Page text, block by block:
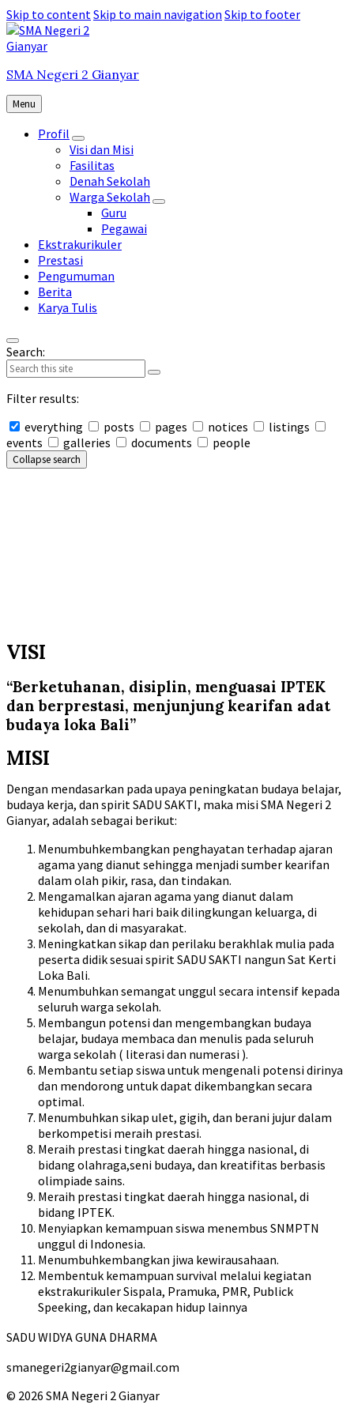
Skip to contentSkip to main navigation Skip to footer
SMA Negeri 2 Gianyar
Menu
Profil
Visi dan Misi
Fasilitas
Denah Sekolah
Warga Sekolah
Guru
Pegawai
Ekstrakurikuler
Prestasi
Pengumuman
Berita
Karya Tulis
Search:
Filter results:
everything
posts pages notices
listings
events
galleries documents people
Collapse search
VISI
“Berketuhanan, disiplin, menguasai IPTEK
dan berprestasi, menjunjungkearifan adat
budaya loka Bali”
MISI
Dengan mendasarkan pada upaya peningkatan budaya belajar,
budaya kerja, dan spirit SADU SAKTI, maka misi SMA Negeri 2
Gianyar, adalah sebagai berikut:
Menumbuhkembangkan penghayatan terhadap ajaran
agama yang dianut sehingga menjadi sumber kearifan
dalam olah pikir, rasa, dan tindakan.
Mengamalkan ajaran agama yang dianut dalam
kehidupan sehari hari baik dilingkungan keluarga, di
sekolah, dan di masyarakat.
Meningkatkan sikap dan perilaku berakhlak mulia pada
peserta didik sesuai spirit SADU SAKTI nangun Sat Kerti
Loka Bali.
Menumbuhkan semangat unggul secara intensif kepada
seluruh warga sekolah.
Membangun potensi dan mengembangkan budaya
belajar, budaya membaca dan menulis pada seluruh
warga sekolah ( literasi dan numerasi ).
Membantu setiap siswa untuk mengenali potensi dirinya
dan mendorong untuk dapat dikembangkan secara
optimal.
Menumbuhkan sikap ulet, gigih, dan berani jujur dalam
berkompetisi meraih prestasi.
Meraih prestasi tingkat daerah hingga nasional, di
bidang olahraga,seni budaya, dan kreatifitas berbasis
olimpiade sains.
Meraih prestasi tingkat daerah hingga nasional, di
bidang IPTEK.
Menyiapkan kemampuan siswa menembus SNMPTN
unggul di Indonesia.
Menumbuhkembangkan jiwa kewirausahaan.
Membentuk kemampuan survival melalui kegiatan
ekstrakurikuler Sispala, Pramuka, PMR, Publick
Speeking, dan kecakapan hidup lainnya
SADU WIDYA GUNA DHARMA
smanegeri2gianyar@gmail.com
© 2026 SMA Negeri 2 Gianyar